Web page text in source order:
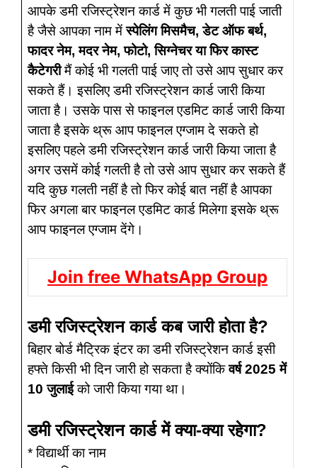
आपके डमी रजिस्ट्रेशन कार्ड में कुछ भी गलती पाई जाती
है जैसे आपका नाम मेंस्पेलिंग मिसमैच, डेट ऑफ बर्थ,
फादर नेम, मदर नेम, फोटो, सिग्नेचर या फिर कास्ट
कैटेगरीमैं कोई भी गलती पाई जाए तो उसे आप सुधार कर
सकते हैं। इसलिए डमी रजिस्ट्रेशन कार्ड जारी किया
जाता है। उसके पास से फाइनल एडमिट कार्ड जारी किया
जाता है इसके थ्रू आप फाइनल एग्जाम दे सकते हो
इसलिए पहले डमी रजिस्ट्रेशन कार्ड जारी किया जाता है
अगर उसमें कोई गलती है तो उसे आप सुधार कर सकते हैं
यदि कुछ गलती नहीं है तो फिर कोई बात नहीं है आपका
फिर अगला बार फाइनल एडमिट कार्ड मिलेगा इसके थ्रू
आप फाइनल एग्जाम देंगे।
Join free WhatsApp Group
डमी रजिस्ट्रेशन कार्ड कब जारी होता है?
बिहार बोर्ड मैट्रिक इंटर का डमी रजिस्ट्रेशन कार्ड इसी
हफ्ते किसी भी दिन जारी हो सकता है क्योंकिवर्ष 2025 में
10 जुलाईको जारी किया गया था।
डमी रजिस्ट्रेशन कार्ड में क्या-क्या रहेगा?
* विद्यार्थी का नाम